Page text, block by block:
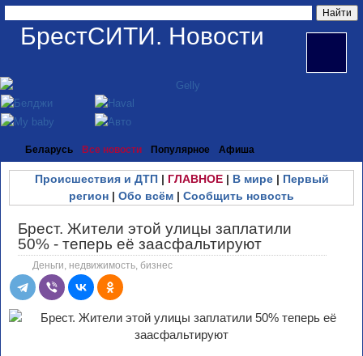
БрестСИТИ. Новости
Беларусь Все новости Популярное Афиша
Происшествия и ДТП| ГЛАВНОЕ| В мире| Первый
регион | Обо всём | Сообщить новость
Брест. Жители этой улицы заплатили
50% - теперь её заасфальтируют
Деньги, недвижимость, бизнес